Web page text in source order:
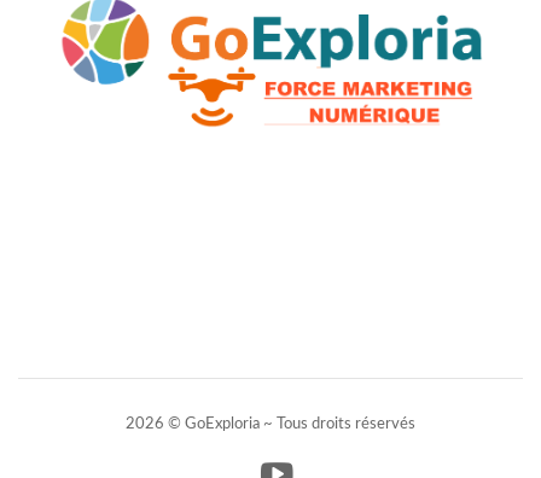
2026 © GoExploria ~ Tous droits réservés